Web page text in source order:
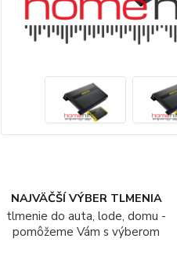
NAJVÄČŠÍ VÝBER TLMENIA
tlmenie do auta, lode, domu -
pomôžeme Vám s výberom